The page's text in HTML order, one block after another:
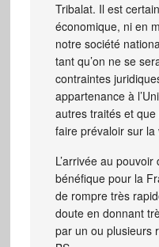
Tribalat. Il est
économique, ni en
notre société
tant qu’on ne se
contraintes
appartenance à
autres traités et
faire prévaloir sur
L’arrivée au
bénéfique pour la
de rompre très
doute en donnant
par un ou plusieurs